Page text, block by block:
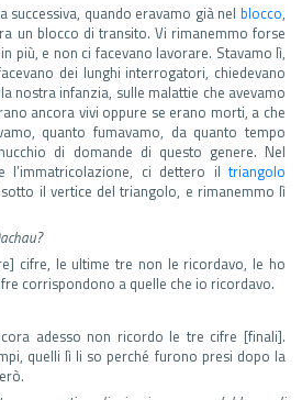
successiva, quando eravamo già nel blocco,
un blocco di transito. Vi rimanemmo forse
più, e non ci facevano lavorare. Stavamo lì,
dei lunghi interrogatori, chiedevano
nostra infanzia, sulle malattie che avevamo
ancora vivi oppure se erano morti, a che
quanto fumavamo, da quanto tempo
di domande di questo genere. Nel
l’immatricolazione, ci dettero il triangolo
sotto il vertice del triangolo, e rimanemmo lì
cifre, le ultime tre non le ricordavo, le ho
corrispondono a quelle che io ricordavo.
adesso non ricordo le tre cifre [finali].
quelli lì li so perché furono presi dopo la